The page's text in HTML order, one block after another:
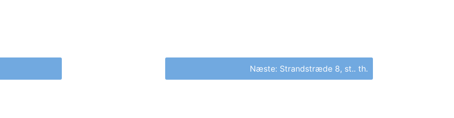
Næste: Strandstræde 8, st.. th.